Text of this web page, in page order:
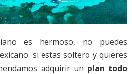
es hermoso, no puedes
si estas soltero y quieres
adquirir un plan todo